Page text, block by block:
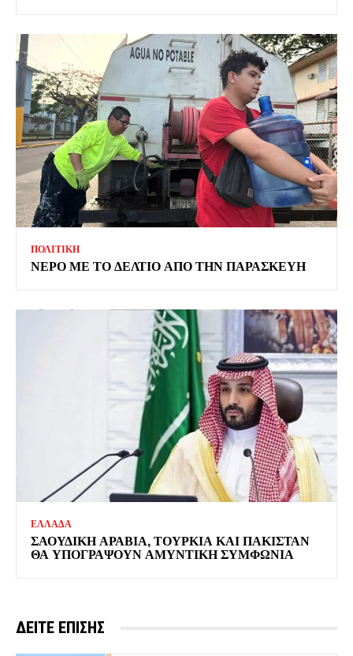
ΠΟΛΙΤΙΚΗ
ΝΕΡΟ ΜΕ ΤΟ ΔΕΛΤΙΟ ΑΠΟ ΤΗΝ ΠΑΡΑΣΚΕΥΗ
ΕΛΛΑΔΑ
ΣΑΟΥΔΙΚΗ ΑΡΑΒΙΑ, ΤΟΥΡΚΙΑ ΚΑΙ ΠΑΚΙΣΤΑΝ
ΘΑ ΥΠΟΓΡΑΨΟΥΝ ΑΜΥΝΤΙΚΗ ΣΥΜΦΩΝΙΑ
ΔΕΙΤΕ ΕΠΙΣΗΣ